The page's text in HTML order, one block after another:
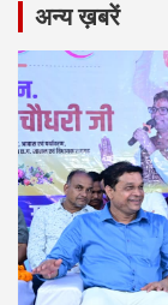
अन्य ख़बरें